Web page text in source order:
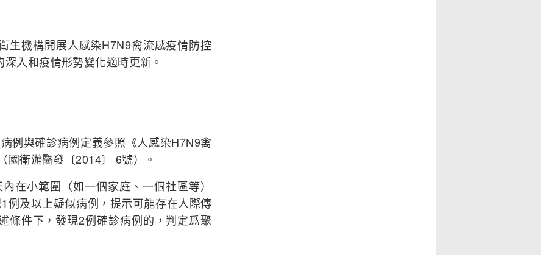
機構開展人感染H7N9禽流感疫情防控
入和疫情形勢變化適時更新。
與確診病例定義參照《人感染H7N9禽
國衛辦醫發〔2014〕 6號）。
小範圍（如一個家庭、一個社區等）
例及以上疑似病例，提示可能存在人際傳
條件下，發現2例確診病例的，判定爲聚